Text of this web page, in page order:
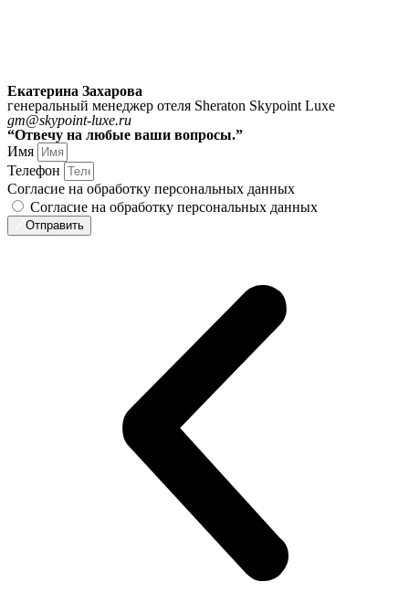
Екатерина Захарова
генеральный менеджер отеля Sheraton Skypoint Luxe
gm@skypoint-luxe.ru
“Отвечу на любые ваши вопросы.”
Имя
Телефон
Согласие на обработку персональных данных
Согласие на обработку персональных данных
Отправить